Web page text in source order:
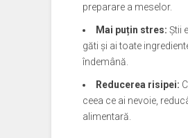
preparare a meselor.
Mai puțin stres: Știi
găti și ai toate
îndemână.
Reducerea risipei:
ceea ce ai nevoie,
alimentară.